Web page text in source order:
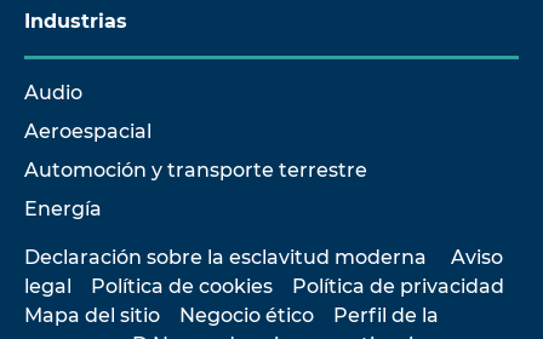
Industrias
Audio
Aeroespacial
Automoción y transporte terrestre
Energía
Declaración sobre la esclavitud moderna
Aviso
legal
Política de cookies
Política de privacidad
Mapa del sitio
Negocio ético
Perfil de la